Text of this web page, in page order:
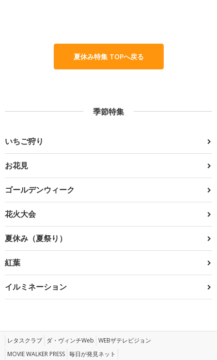
夏休み特集 TOPへ戻る
季節特集
いちご狩り
お花見
ゴールデンウィーク
花火大会
夏休み（夏祭り）
紅葉
イルミネーション
レタスクラブ ダ・ヴィンチWeb WEBザテレビジョン
MOVIE WALKER PRESS 毎日が発見ネット